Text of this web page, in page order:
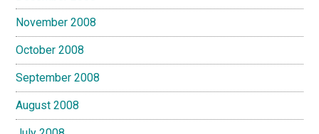
November 2008
October 2008
September 2008
August 2008